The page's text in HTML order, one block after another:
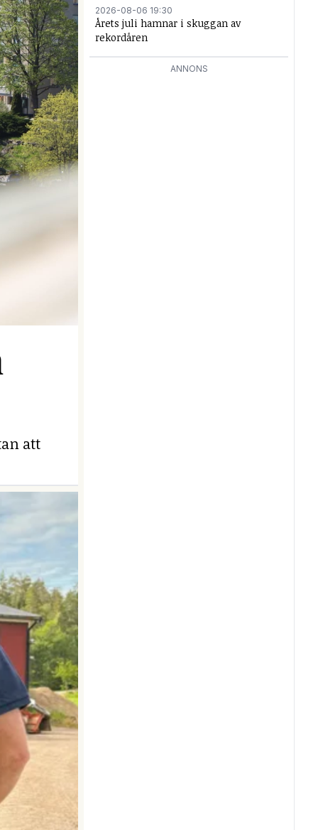
att
2026-08-06 19:30
Årets juli hamnar i skuggan av
rekordåren
ANNONS